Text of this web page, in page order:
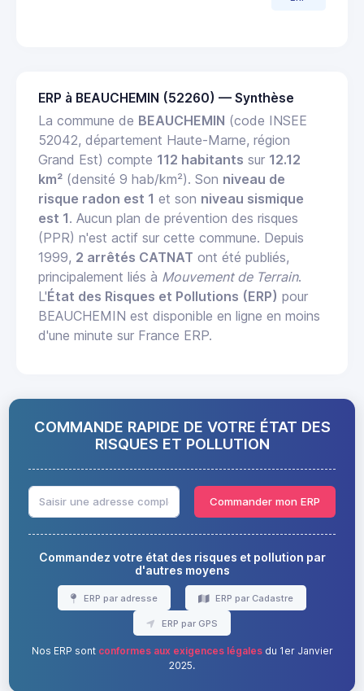
ERP à BEAUCHEMIN (52260) — Synthèse
La commune de BEAUCHEMIN (code INSEE
52042, département Haute-Marne, région
Grand Est) compte 112 habitants sur 12.12
km² (densité 9 hab/km²). Son niveau de
risque radon est 1 et son niveau sismique
est 1. Aucun plan de prévention des risques
(PPR) n'est actif sur cette commune. Depuis
1999, 2 arrêtés CATNAT ont été publiés,
principalement liés à Mouvement de Terrain.
L'État des Risques et Pollutions (ERP) pour
BEAUCHEMIN est disponible en ligne en moins
d'une minute sur France ERP.
COMMANDE RAPIDE DE VOTRE ÉTAT DES
RISQUES ET POLLUTION
Commander mon ERP
Commandez votre état des risques et pollution par
d'autres moyens
ERP par adresse ERP par Cadastre
ERP par GPS
Nos ERP sont conformes aux exigences légalesdu 1er Janvier
2025.